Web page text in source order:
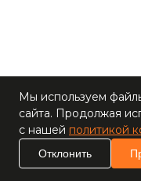
ракеток
ракеток
Мы используем
сайта. Продолжая
с нашей политикой
Отклонить